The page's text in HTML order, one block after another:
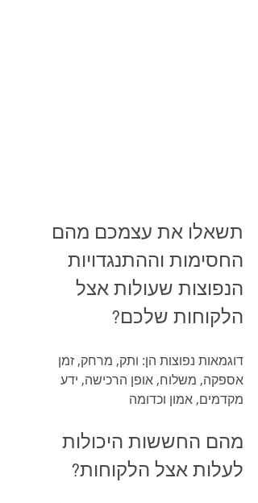
תשאלו את עצמכם מהם
החסימות וההתנגדויות
הנפוצות שעולות אצל
הלקוחות שלכם?
דוגמאות נפוצות הן: ותק, מרחק, זמן
אספקה, משלוח, אופן הרכישה, ידע
מקדמים, אמון וכדומה
מהם החששות היכולות
לעלות אצל הלקוחות?